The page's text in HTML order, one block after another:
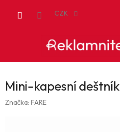
CZK
Mini-kapesní deštník
Značka: FARE